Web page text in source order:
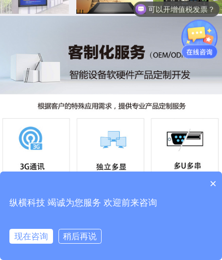
可以开增值税发票？
×
纵横科技 竭诚为您服务 欢迎前来咨询
现在咨询 稍后再说